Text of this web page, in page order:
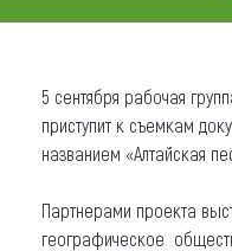
Карта
Что привезти
Коллекция
5 сентября рабочая
приступит к съемкам
названием «Алтайская
Партнерами проекта
географическое